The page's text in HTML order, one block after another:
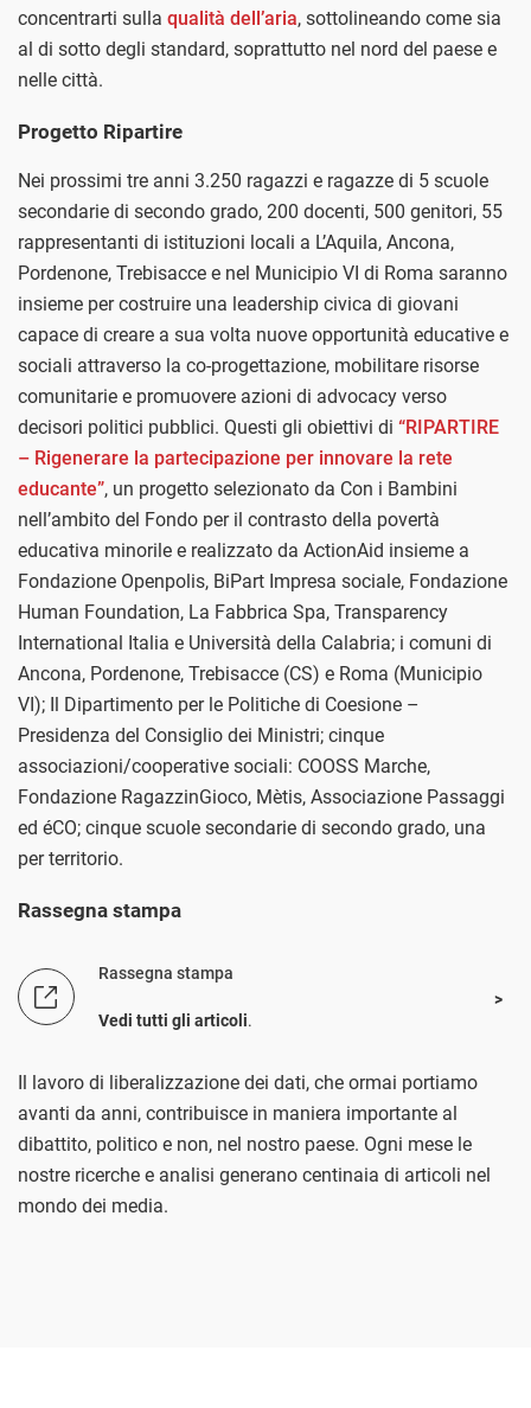
concentrarti sulla qualità dell’aria, sottolineando come sia
al di sotto degli standard, soprattutto nel nord del paese e
nelle città.
Progetto Ripartire
Nei prossimi tre anni 3.250 ragazzi e ragazze di 5 scuole
secondarie di secondo grado, 200 docenti, 500 genitori, 55
rappresentanti di istituzioni locali a L’Aquila, Ancona,
Pordenone, Trebisacce e nel Municipio VI di Roma saranno
insieme per costruire una leadership civica di giovani
capace di creare a sua volta nuove opportunità educative e
sociali attraverso la co-progettazione, mobilitare risorse
comunitarie e promuovere azioni di advocacy verso
decisori politici pubblici. Questi gli obiettivi di “RIPARTIRE
– Rigenerare la partecipazione per innovare la rete
educante”, un progetto selezionato da Con i Bambini
nell’ambito del Fondo per il contrasto della povertà
educativa minorile e realizzato da ActionAid insieme a
Fondazione Openpolis, BiPart Impresa sociale, Fondazione
Human Foundation, La Fabbrica Spa, Transparency
International Italia e Università della Calabria; i comuni di
Ancona, Pordenone, Trebisacce (CS) e Roma (Municipio
VI); Il Dipartimento per le Politiche di Coesione –
Presidenza del Consiglio dei Ministri; cinque
associazioni/cooperative sociali: COOSS Marche,
Fondazione RagazzinGioco, Mètis, Associazione Passaggi
ed éCO; cinque scuole secondarie di secondo grado, una
per territorio.
Rassegna stampa
Rassegna stampa
Vedi tutti gli articoli.
Il lavoro di liberalizzazione dei dati, che ormai portiamo
avanti da anni, contribuisce in maniera importante al
dibattito, politico e non, nel nostro paese. Ogni mese le
nostre ricerche e analisi generano centinaia di articoli nel
mondo dei media.